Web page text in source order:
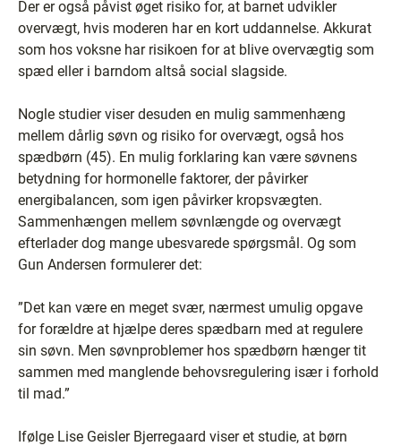
Der er også påvist øget risiko for, at barnet udvikler
overvægt, hvis moderen har en kort uddannelse. Akkurat
som hos voksne har risikoen for at blive overvægtig som
spæd eller i barndom altså social slagside.
Nogle studier viser desuden en mulig sammenhæng
mellem dårlig søvn og risiko for overvægt, også hos
spædbørn (45). En mulig forklaring kan være søvnens
betydning for hormonelle faktorer, der påvirker
energibalancen, som igen påvirker kropsvægten.
Sammenhængen mellem søvnlængde og overvægt
efterlader dog mange ubesvarede spørgsmål. Og som
Gun Andersen formulerer det:
”Det kan være en meget svær, nærmest umulig opgave
for forældre at hjælpe deres spædbarn med at regulere
sin søvn. Men søvnproblemer hos spædbørn hænger tit
sammen med manglende behovsregulering især i forhold
til mad.”
Ifølge Lise Geisler Bjerregaard viser et studie, at børn